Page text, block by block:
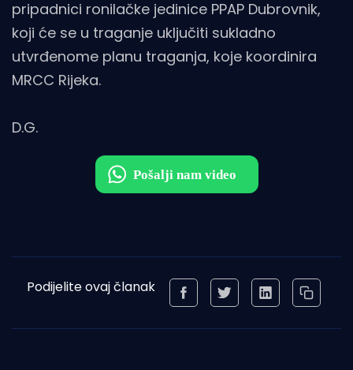
pripadnici ronilačke jedinice PPAP Dubrovnik,
koji će se u traganje uključiti sukladno
utvrđenome planu traganja, koje koordinira
MRCC Rijeka.
D.G.
Podijelite ovaj članak